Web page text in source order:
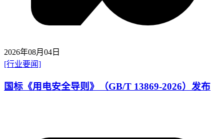
2026年08月04日
[行业要闻]
国标《用电安全导则》（GB/T 13869-2026）发布